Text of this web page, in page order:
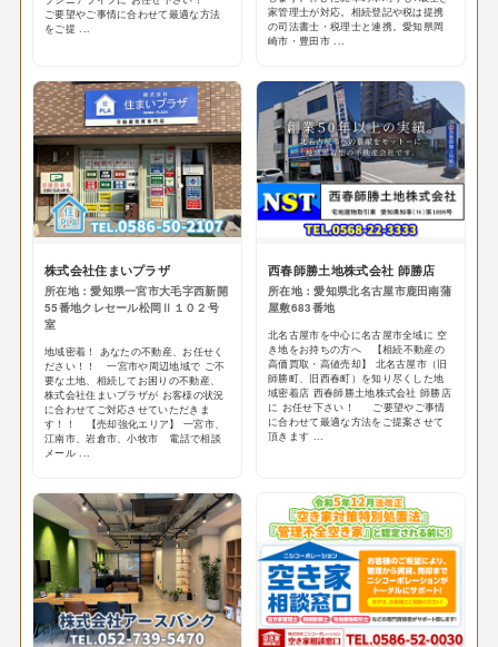
ご要望やご事情に合わせて最適な方法
をご提 ...
家管理士が対応。相続登記や税は提携
の司法書士・税理士と連携。愛知県岡
崎市・豊田市 ...
株式会社住まいプラザ
所在地：愛知県一宮市大毛字西新開
55番地クレセール松岡Ⅱ１０２号
室
地域密着！ あなたの不動産、お任せく
ださい！！ 一宮市や周辺地域で ご不
要な土地、相続してお困りの不動産、
株式会社住まいプラザが お客様の状況
に合わせてご対応させていただきま
す！！ 【売却強化エリア】 一宮市、
江南市、岩倉市、小牧市 電話で相談
メール ...
西春師勝土地株式会社 師勝店
所在地：愛知県北名古屋市鹿田南蒲
屋敷683番地
北名古屋市を中心に名古屋市全域に 空
き地をお持ちの方へ 【相続不動産の
高価買取・高値売却】 北名古屋市（旧
師勝町、旧西春町）を知り尽くした地
域密着店 西春師勝土地株式会社 師勝店
に お任せ下さい！ ご要望やご事情
に合わせて最適な方法をご提案させて
頂きます ...